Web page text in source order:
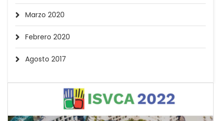
Marzo 2020
Febrero 2020
Agosto 2017